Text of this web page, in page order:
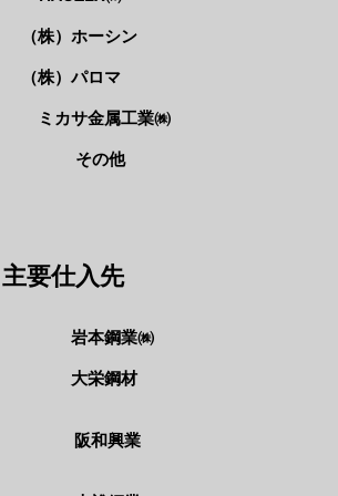
シン
マ
工業㈱
​主要仕入先
岩本鋼業㈱
材
阪和興業